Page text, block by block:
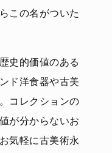
この名がついた
史的価値のある
ド洋食器や古美
コレクションの
が分からないお
気軽に古美術永